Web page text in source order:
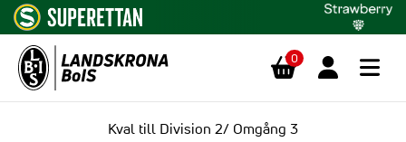
0
Kval till Division 2/ Omgång 3